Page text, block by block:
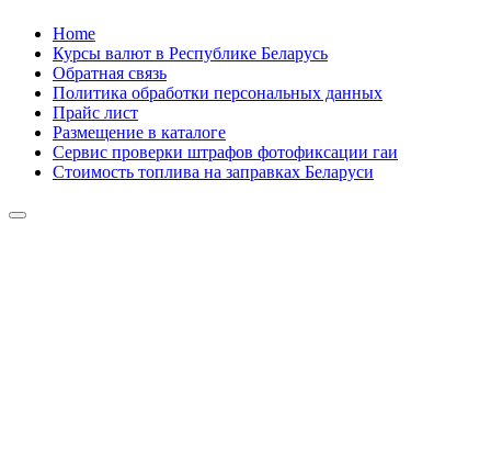
Skip
content
Home
Курсы валют в Республике Беларусь
Обратная связь
Политика обработки персональных данных
Прайс лист
Размещение в каталоге
Сервис проверки штрафов фотофиксации гаи
Стоимость топлива на заправках Беларуси